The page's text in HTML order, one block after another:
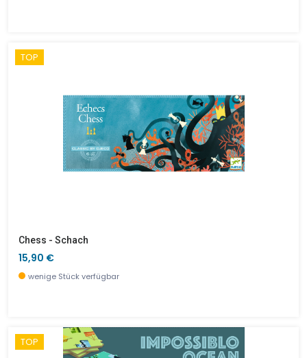
TOP
Chess - Schach
15,90 €
wenige Stück verfügbar
TOP